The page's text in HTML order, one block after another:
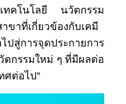
คโนโลยี นวัตกรรม
ขาที่เกี่ยวข้องกับเคมี
สู่การจุดประกายการ
ตกรรมใหม่ ๆ ที่มีผลต่อ
ศต่อไป”